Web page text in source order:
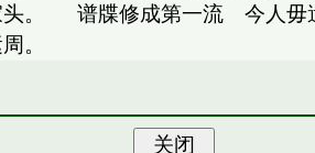
头。 谱牒修成第一流 今人毋
。